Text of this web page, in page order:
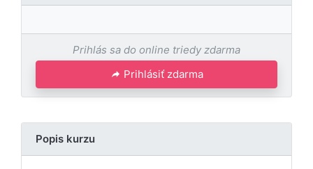
Prihlás sa do online triedy zdarma
Prihlásiť zdarma
Popis kurzu